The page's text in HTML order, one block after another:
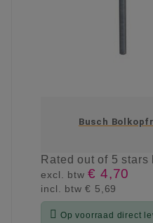
Busch
Ratedout of 5 stars
excl. btw€ 4,70
incl. btw€ 5,69
 Op voorraad direct